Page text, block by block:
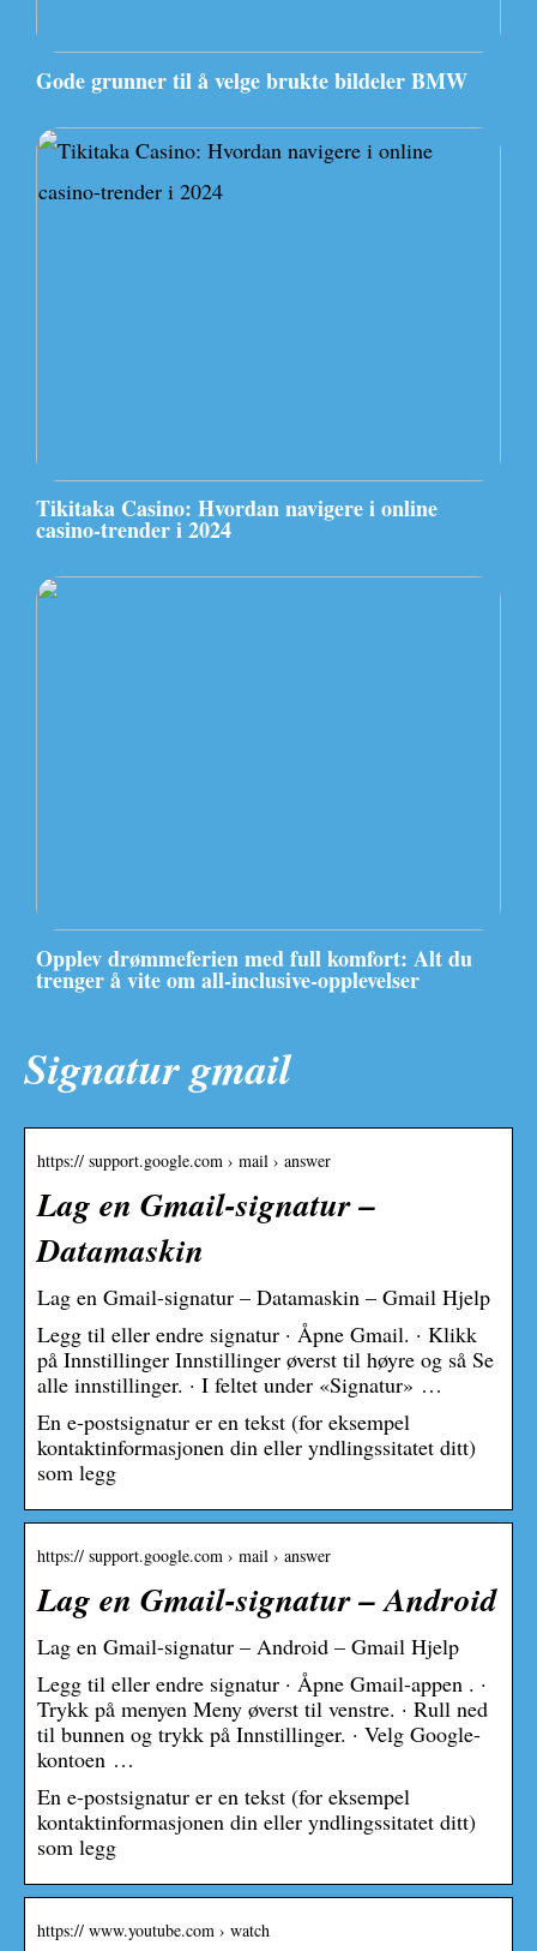
Gode grunner til å velge brukte bildeler BMW
Tikitaka Casino: Hvordan navigere i online
casino-trender i 2024
Opplev drømmeferien med full komfort: Alt du
trenger å vite om all-inclusive-opplevelser
Signatur gmail
https:// support.google.com › mail › answer
Lag en Gmail-signatur –
Datamaskin
Lag en Gmail-signatur – Datamaskin – Gmail Hjelp
Legg til eller endre signatur · Åpne Gmail. · Klikk
på Innstillinger Innstillinger øverst til høyre og så Se
alle innstillinger. · I feltet under «Signatur» …
En e-postsignatur er en tekst (for eksempel
kontaktinformasjonen din eller yndlingssitatet ditt)
som legg
https:// support.google.com › mail › answer
Lag en Gmail-signatur – Android
Lag en Gmail-signatur – Android – Gmail Hjelp
Legg til eller endre signatur · Åpne Gmail-appen . ·
Trykk på menyen Meny øverst til venstre. · Rull ned
til bunnen og trykk på Innstillinger. · Velg Google-
kontoen …
En e-postsignatur er en tekst (for eksempel
kontaktinformasjonen din eller yndlingssitatet ditt)
som legg
https:// www.youtube.com › watch